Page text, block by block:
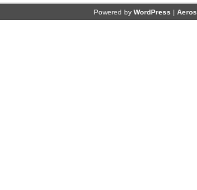
Powered by WordPress |